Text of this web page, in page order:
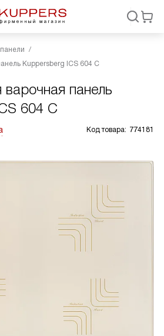
Kuppersberg ICS 604 C
панель
604 C
Код товара: 774181